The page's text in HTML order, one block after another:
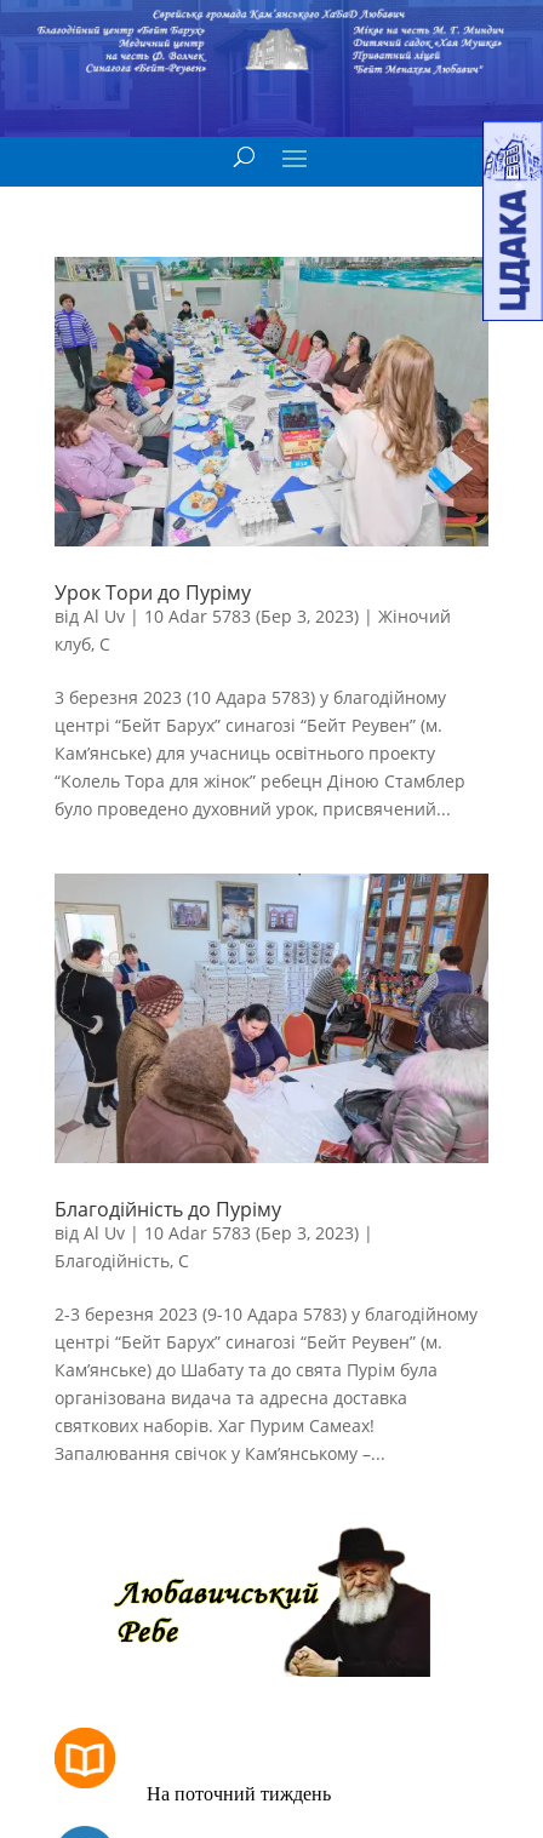
Урок Тори до Пуріму
від Al Uv| 10 Adar 5783 (Бер 3, 2023)| Жіночий
клуб, С
‌3 березня 2023 (10 Адара 5783) у благодійному
центрі “Бейт Барух” синагозі “Бейт Реувен” (м.
Кам’янське) для учасниць освітнього проекту
“Колель Тора для жінок” ребецн Діною Стамблер
було проведено духовний урок, присвячений...
Благодійність до Пуріму
від Al Uv| 10 Adar 5783 (Бер 3, 2023)|
Благодійність, С
2-3 березня 2023 (9-10 Адара 5783) у благодійному
центрі “Бейт Барух” синагозі “Бейт Реувен” (м.
Кам’янське) до Шабату та до свята Пурім була
організована видача та адресна доставка
святкових наборів. Хаг Пурим Самеах!
Запалювання свічок у Кам’янському –...
На поточний тиждень